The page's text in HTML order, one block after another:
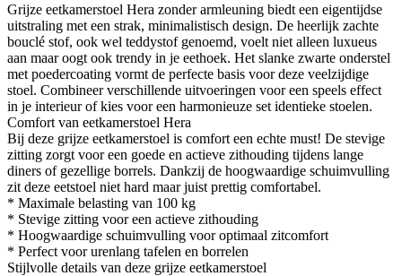
Grijze eetkamerstoel Hera zonder armleuning biedt een eigentijdse
uitstraling met een strak, minimalistisch design. De heerlijk zachte
bouclé stof, ook wel teddystof genoemd, voelt niet alleen luxueus
aan maar oogt ook trendy in je eethoek. Het slanke zwarte onderstel
met poedercoating vormt de perfecte basis voor deze veelzijdige
stoel. Combineer verschillende uitvoeringen voor een speels effect
in je interieur of kies voor een harmonieuze set identieke stoelen.
Comfort van eetkamerstoel Hera
Bij deze grijze eetkamerstoel is comfort een echte must! De stevige
zitting zorgt voor een goede en actieve zithouding tijdens lange
diners of gezellige borrels. Dankzij de hoogwaardige schuimvulling
zit deze eetstoel niet hard maar juist prettig comfortabel.
* Maximale belasting van 100 kg
* Stevige zitting voor een actieve zithouding
* Hoogwaardige schuimvulling voor optimaal zitcomfort
* Perfect voor urenlang tafelen en borrelen
Stijlvolle details van deze grijze eetkamerstoel